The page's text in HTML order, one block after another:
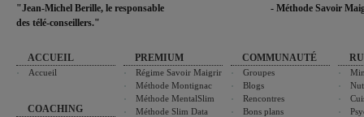
"Jean-Michel Berille, le responsable
des télé-conseillers."
- Méthode Savoir
ACCUEIL
Accueil
COACHING
PREMIUM
Régime Savoir Maigrir
Méthode Montignac
Méthode MentalSlim
Méthode Slim Data
COMMUNAUTÉ
Groupes
Blogs
Rencontres
Bons plans